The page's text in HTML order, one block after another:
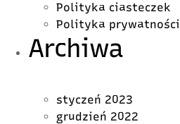
Polityka ciasteczek
Polityka prywatności
Archiwa
styczeń 2023
grudzień 2022